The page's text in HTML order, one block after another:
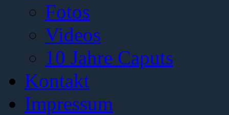
Fotos
Videos
10 Jahre Caputs
Kontakt
Impressum